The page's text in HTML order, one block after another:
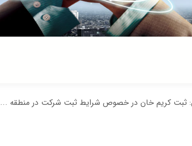
ثبت کریم خان در خصوص شرایط ثبت شرکت در منطقه ...